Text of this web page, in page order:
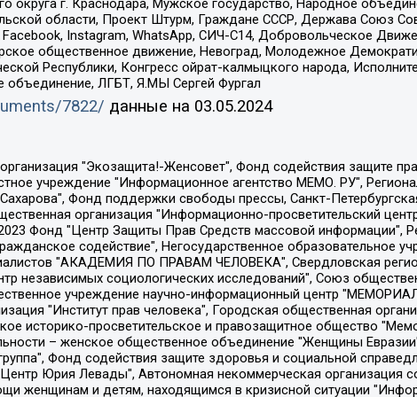
округа г. Краснодара, Мужское государство, Народное
области, Проект Штурм, Граждане СССР, Держава Союз
Instagram, WhatsApp, СИЧ-С14, Добровольческое
общественное движение, Невоград, Молодежное
Республики, Конгресс ойрат-калмыцкого народа,
объединение, ЛГБТ, Я.МЫ Сергей Фургал
7822/ данные на 03.05.2024
фонд "Гражданский союз", "Север.Реалии", Некоммерческая организация Фонд "Правовая инициатива", Общество с ограниченной ответственностью "Радио Свободная Европа/Радио Свобода", Чешское информационное агентство "MEDIUM-ORIENT", Красноярская региональная общественная организация "Мы против СПИДа", Камалягин Денис Николаевич, Маркелов Сергей Евгеньевич, Пономарев Лев Александрович, Савицкая Людмила Алексеевна, Автономная некоммерческая организация "Центр по работе с проблемой насилия "НАСИЛИЮ.НЕТ", Межрегиональный профессиональный союз работников здравоохранения "Альянс врачей", Юридическое лицо, зарегистрированное в Латвийской Республике, SIA "Medusa Project" (регистрационный номер 40103797863, дата регистрации 10.06.2014), Некоммерческая организация "Фонд по борьбе с коррупцией", Автономная некоммерческая организация "Институт права и публичной политики", Баданин Роман Сергеевич, Гликин Максим Александрович, Железнова Мария Михайловна, Лукьянова Юлия Сергеевна, Маетная Елизавета Витальевна, Маняхин Петр Борисович, Чуракова Ольга Владимировна, Ярош Юлия Петровна, Юридическое лицо "The Insider SIA", зарегистрированное в Риге, Латвийская Республика (дата регистрации 26.06.2015), являющееся администратором доменного имени интернет-издания "The Insider SIA", https://theins.ru, Постернак Алексей Евгеньевич, Рубин Михаил Аркадьевич, Анин Роман Александрович, Юридическое лицо Istories fonds, зарегистрированное в Латвийской Республике (регистрационный номер 50008295751, дата регистрации 24.02.2020), Великовский Дмитрий Александрович, Долинина Ирина Николаевна, Мароховская Алеся Алексеевна, Шлейнов Роман Юрьевич, Шмагун Олеся Валентиновна, Общество с ограниченной ответственностью "Альтаир 2021", Общество с ограниченной ответственностью "Вега 2021", Общество с ограниченной ответственностью "Главный редактор 2021", Общество с ограниченной ответственностью "Ромашки монолит", Важенков Артем Валерьевич, Ивановская областная общественная организация "Центр гендерных исследований", Гурман Юрий Альбертович, Медиапроект "ОВД-Инфо", Егоров Владимир Владимирович, Жилинский Владимир Александрович, Общество с ограниченной ответственностью "ЗП", Иванова София Юрьевна, Карезина Инна Павловна, Кильтау Екатерина Викторовна, Петров Алексей Викторович, Пискунов Сергей Евгеньевич, Смирнов Сергей Сергеевич, Тихонов Михаил Сергеевич, Общество с ограниченной ответственностью "ЖУРНАЛИСТ-ИНОСТРАННЫЙ АГЕНТ", Арапова Галина Юрьевна, Вольтская Татьяна Анатольевна, Американская компания "Mason G.E.S. Anonymous Foundation" (США), являющаяся владельцем интернет-издания https://mnews.world/, Компания "Stichting Bellingcat", зарегистрированная в Нидерландах (дата регистрации 11.07.2018), Захаров Андрей Вячеславович, Клепиковская Екатерина Дмитриевна, Общество с ограниченной ответственностью "МЕМО", Перл Роман Александрович, Симонов Евгений Алексеевич, Соловьева Елена Анатольевна, Сотников Даниил Владимирович, Сурначева Елизавета Дмитриевна, Автономная некоммерческая организация по защите прав человека и информированию населения "Якутия – Наше Мнение", Общество с ограниченной ответственностью "Москоу диджитал медиа", с 26.01.2023 Общество с ограниченной ответственностью "Чайка Белые сады", Ветошкина Валерия Валерьевна, Заговора Максим Александрович, Межрегиональное общественное движение "Российская ЛГБТ - сеть", Оленичев Максим Владимирович, Павлов Иван Юрьевич, Скворцова Елена Сергеевна, Общество с ограниченной ответственностью "Как бы инагент", Кочетков Игорь Викторович, Общество с ограниченной ответственностью "Честные выборы", Еланчик Олег Александрович, Общество с ограниченной ответственностью "Нобелевский призыв", Гималова Регина Эмилевна, Григорьев Андрей Валерьевич, Григорьева Алина Александровна, Ассоциация по содействию защите прав призывников, альтернативнослужащих и военнослужащих "Правозащитная группа